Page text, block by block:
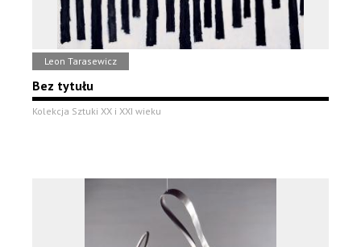
Leon Tarasewicz
Bez tytułu
Kolekcja Sztuki XX i XXI wieku